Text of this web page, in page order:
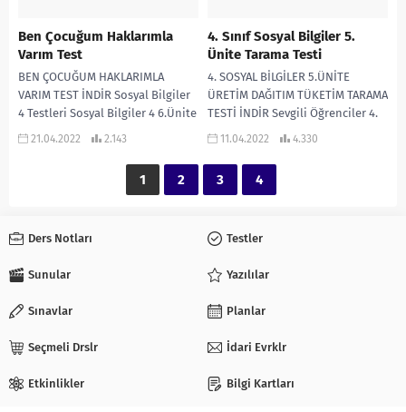
Ben Çocuğum Haklarımla
Varım Test
BEN ÇOCUĞUM HAKLARIMLA
VARIM TEST İNDİR Sosyal Bilgiler
4 Testleri Sosyal Bilgiler 4 6.Ünite
Testleri Ben Çocuğum Haklarımla
21.04.2022 2.143
4. Sınıf Sosyal Bilgiler 5.
Ünite Tarama Testi
4. SOSYAL BİLGİLER 5.ÜNİTE
ÜRETİM DAĞITIM TÜKETİM TARAMA
TESTİ İNDİR Sevgili Öğrenciler 4.
Sınıf Sosyal Bilgiler 5. Ünite
11.04.2022 4.330
1 2 3 4
Ders Notları Testler
Sunular Yazılılar
Sınavlar Planlar
Seçmeli Drslr İdari Evrklr
Etkinlikler Bilgi Kartları